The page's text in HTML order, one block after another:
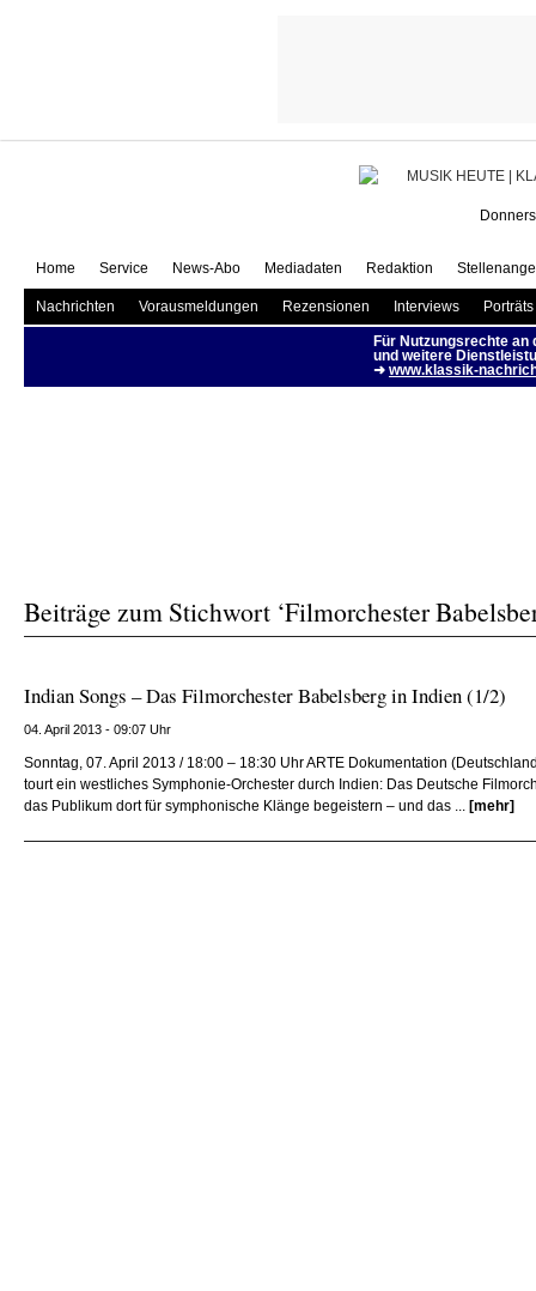
Home Service News-Abo Mediadaten Redaktion
Nachrichten Vorausmeldungen Rezensionen Interviews Porträts
Für Nutzungsrechte an
und weitere
➜ www.klassik-
Beiträge zum Stichwort ‘Filmorchester
Indian Songs – Das Filmorchester Babelsberg in Indien (1/2)
04. April 2013 - 09:07 Uhr
Sonntag, 07. April 2013 / 18:00 – 18:30 Uhr ARTE Dokumentation
tourt ein westliches Symphonie-Orchester durch Indien: Das Deutsche
das Publikum dort für symphonische Klänge begeistern – und das ... [mehr]